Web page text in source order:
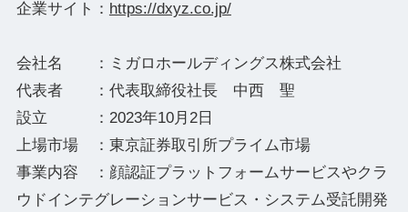
企業サイト： https://dxyz.co.jp/
会社名 ：ミガロホールディングス株式会社
代表者 ：代表取締役社長 中西 聖
設立 ：2023年10月2日
上場市場 ：東京証券取引所プライム市場
事業内容 ：顔認証プラットフォームサービスやクラ
ウドインテグレーションサービス・システム受託開発